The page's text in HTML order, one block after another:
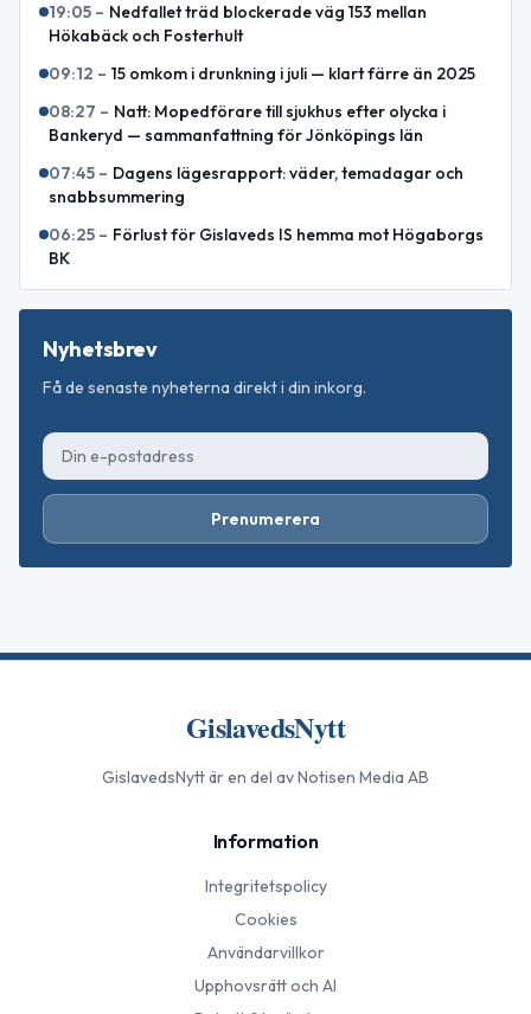
19:05 – Nedfallet träd blockerade väg 153 mellan
Hökabäck och Fosterhult
09:12 – 15 omkom i drunkning i juli — klart färre än 2025
08:27 – Natt: Mopedförare till sjukhus efter olycka i
Bankeryd — sammanfattning för Jönköpings län
07:45 – Dagens lägesrapport: väder, temadagar och
snabbsummering
06:25 – Förlust för Gislaveds IS hemma mot Högaborgs
BK
Nyhetsbrev
Få de senaste nyheterna direkt i din inkorg.
Prenumerera
GislavedsNytt
GislavedsNyttär en del av Notisen Media AB
Information
Integritetspolicy
Cookies
Användarvillkor
Upphovsrätt och AI